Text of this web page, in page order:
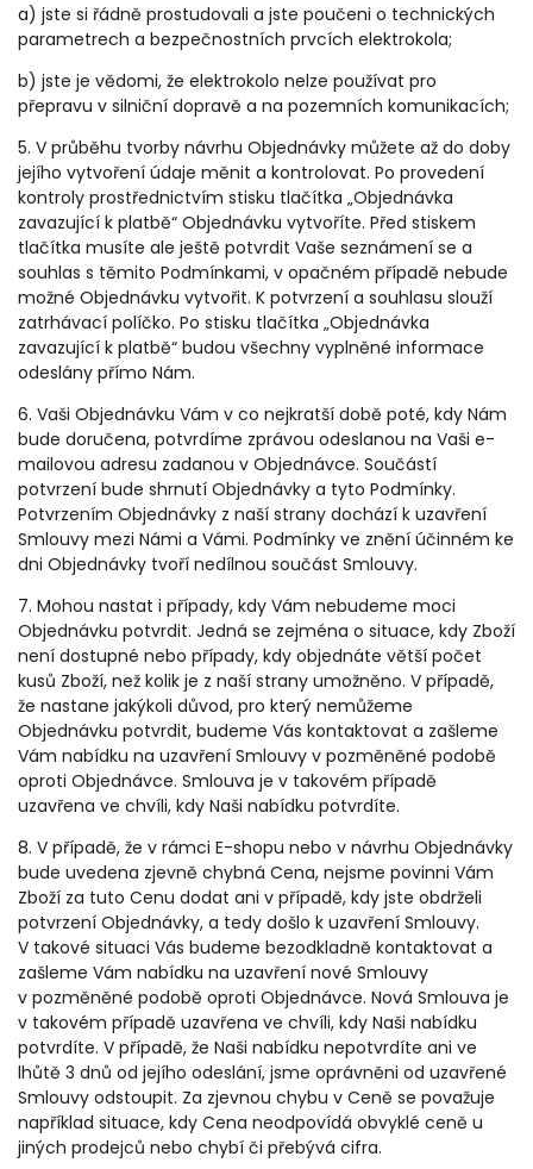
a) jste si řádně prostudovali a jste poučeni o technických
parametrech a bezpečnostních prvcích elektrokola;
b) jste je vědomi, že elektrokolo nelze používat pro
přepravu v silniční dopravě a na pozemních komunikacích;
5. V průběhu tvorby návrhu Objednávky můžete až do doby
jejího vytvoření údaje měnit a kontrolovat. Po provedení
kontroly prostřednictvím stisku tlačítka „Objednávka
zavazující k platbě“ Objednávku vytvoříte. Před stiskem
tlačítka musíte ale ještě potvrdit Vaše seznámení se a
souhlas s těmito Podmínkami, v opačném případě nebude
možné Objednávku vytvořit. K potvrzení a souhlasu slouží
zatrhávací políčko. Po stisku tlačítka „Objednávka
zavazující k platbě“ budou všechny vyplněné informace
odeslány přímo Nám.
6. Vaši Objednávku Vám v co nejkratší době poté, kdy Nám
bude doručena, potvrdíme zprávou odeslanou na Vaši e-
mailovou adresu zadanou v Objednávce. Součástí
potvrzení bude shrnutí Objednávky a tyto Podmínky.
Potvrzením Objednávky z naší strany dochází k uzavření
Smlouvy mezi Námi a Vámi. Podmínky ve znění účinném ke
dni Objednávky tvoří nedílnou součást Smlouvy.
7. Mohou nastat i případy, kdy Vám nebudeme moci
Objednávku potvrdit. Jedná se zejména o situace, kdy Zboží
není dostupné nebo případy, kdy objednáte větší počet
kusů Zboží, než kolik je z naší strany umožněno. V případě,
že nastane jakýkoli důvod, pro který nemůžeme
Objednávku potvrdit, budeme Vás kontaktovat a zašleme
Vám nabídku na uzavření Smlouvy v pozměněné podobě
oproti Objednávce. Smlouva je v takovém případě
uzavřena ve chvíli, kdy Naši nabídku potvrdíte.
8. V případě, že v rámci E-shopu nebo v návrhu Objednávky
bude uvedena zjevně chybná Cena, nejsme povinni Vám
Zboží za tuto Cenu dodat ani v případě, kdy jste obdrželi
potvrzení Objednávky, a tedy došlo k uzavření Smlouvy.
V takové situaci Vás budeme bezodkladně kontaktovat a
zašleme Vám nabídku na uzavření nové Smlouvy
v pozměněné podobě oproti Objednávce. Nová Smlouva je
v takovém případě uzavřena ve chvíli, kdy Naši nabídku
potvrdíte. V případě, že Naši nabídku nepotvrdíte ani ve
lhůtě 3 dnů od jejího odeslání, jsme oprávněni od uzavřené
Smlouvy odstoupit. Za zjevnou chybu v Ceně se považuje
například situace, kdy Cena neodpovídá obvyklé ceně u
jiných prodejců nebo chybí či přebývá cifra.